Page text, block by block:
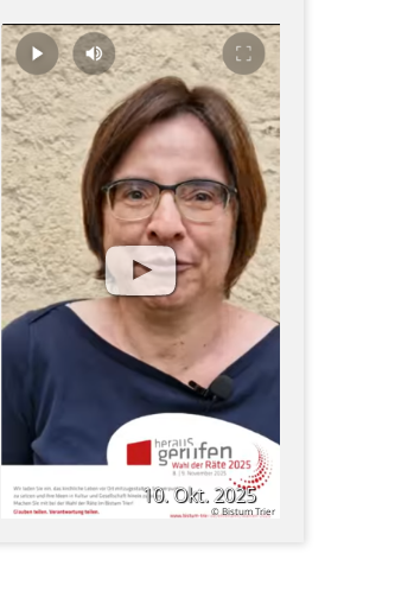
10. Okt. 2025
© Bistum Trier